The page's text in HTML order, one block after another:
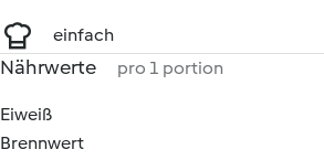
einfach
Nährwerte pro 1 portion
Eiweiß
Brennwert